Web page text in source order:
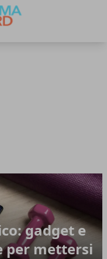
gadget e
per mettersi